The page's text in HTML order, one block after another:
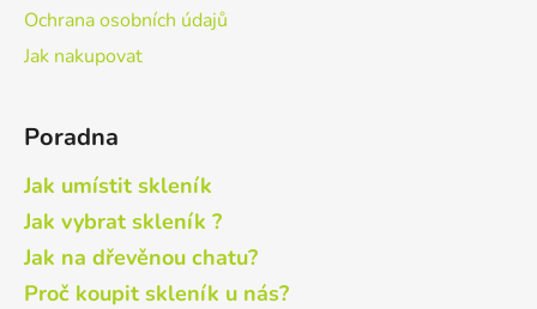
Ochrana osobních údajů
Jak nakupovat
Poradna
Jak umístit skleník
Jak vybrat skleník ?
Jak na dřevěnou chatu?
Proč koupit skleník u nás?